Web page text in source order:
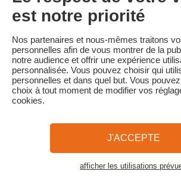
• Annulation moins de 30 jours avant la date
100 % du prix du séjour
Familytrip vous conseille de souscrire
son partenaire AREAS Assurances.
réservation ou dans les 24h suivant votre
téléphone.
CGV et Charte de Confidentialité
La Presse parle de nous
est notre priorité
Nos partenaires et nous-mêmes traitons
personnelles afin de vous montrer de la
notre audience et offrir une expérience
personnalisée. Vous pouvez choisir qui
personnelles et dans quel but. Vous
choix à tout moment de modifier vos
cookies.
J'ACCEPTE
afficher les utilisations